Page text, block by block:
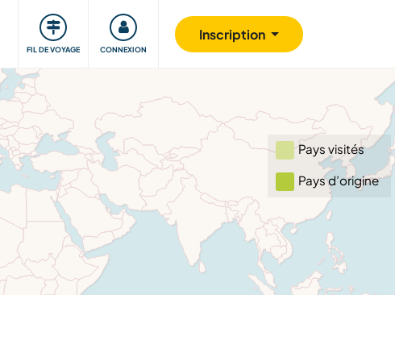
FIL DE VOYAGE CONNEXION
Inscription
Communauté S'impliquer Sécurité
Pays visités
Pays d’origine